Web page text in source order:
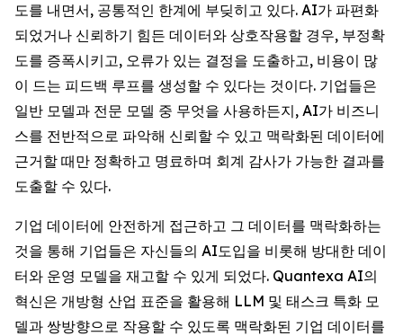
도를 내면서, 공통적인 한계에 부딪히고 있다. AI가 파편화
되었거나 신뢰하기 힘든 데이터와 상호작용할 경우, 부정확
도를 증폭시키고, 오류가 있는 결정을 도출하고, 비용이 많
이 드는 피드백 루프를 생성할 수 있다는 것이다. 기업들은
일반 모델과 전문 모델 중 무엇을 사용하든지, AI가 비즈니
스를 전반적으로 파악해 신뢰할 수 있고 맥락화된 데이터에
근거할 때만 정확하고 명료하며 회계 감사가 가능한 결과를
도출할 수 있다.
기업 데이터에 안전하게 접근하고 그 데이터를 맥락화하는
것을 통해 기업들은 자신들의 AI도입을 비롯해 방대한 데이
터와 운영 모델을 재고할 수 있게 되었다. Quantexa AI의
혁신은 개방형 산업 표준을 활용해 LLM 및 태스크 특화 모
델과 쌍방향으로 작용할 수 있도록 맥락화된 기업 데이터를